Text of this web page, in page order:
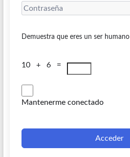
Demuestra que eres un ser humano
10 + 6 =
Mantenerme conectado
Acceder